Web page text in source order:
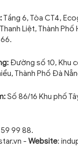
Tầng 6, Tòa CT4,
Liệt, Thành Phố
Đường số 10, Khu
Thành Phố Đà
Số 86/16 Khu phố
99 88.
- Website: